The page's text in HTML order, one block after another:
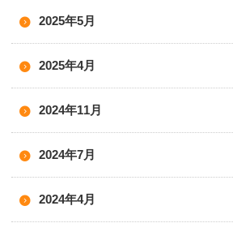
2025年5月
2025年4月
2024年11月
2024年7月
2024年4月